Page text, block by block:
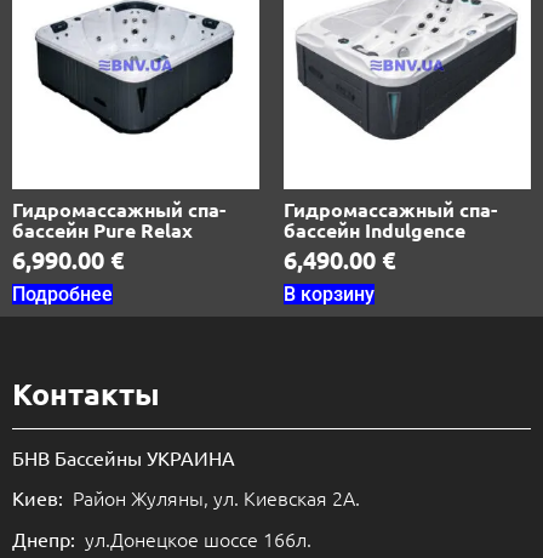
Гидромассажный спа-
бассейн Pure Relax
6,990.00 €
Подробнее
Гидромассажный спа-
бассейн Indulgence
6,490.00 €
В корзину
Контакты
БНВ Бассейны УКРАИНА
Киев: Район Жуляны, ул. Киевская 2А.
Днепр: ул.Донецкое шоссе 166л.